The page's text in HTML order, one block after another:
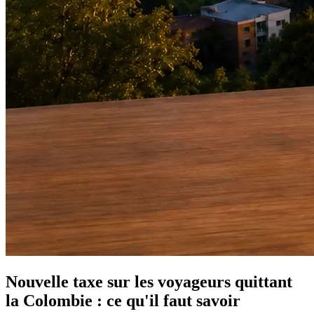
Nouvelle taxe sur les voyageurs quittant
la Colombie : ce qu'il faut savoir